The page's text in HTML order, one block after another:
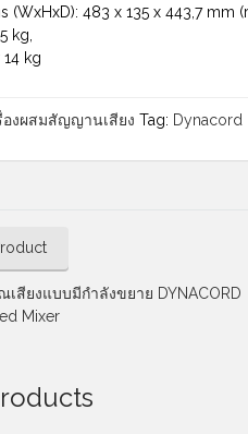
(WxHxD): 483 x 135 x 443,7 mm
kg,
kg
องผสมสัญญานเสียง Tag: Dynacord
สียงแบบมีกำลังขยาย DYNACORD
Mixer